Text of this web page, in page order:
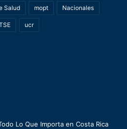
Salud mopt Nacionales
ucr
Lo Que Importa en Costa Rica